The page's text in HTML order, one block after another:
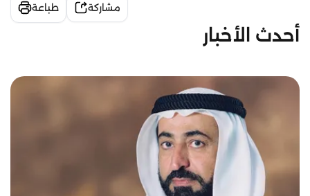
مشاركة طباعة
أحدث الأخبار